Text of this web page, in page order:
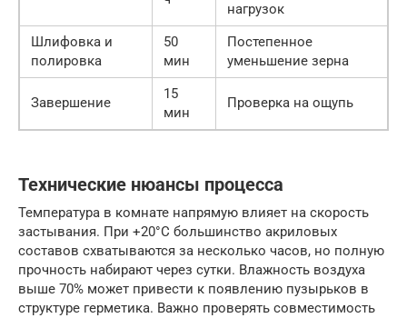
нагрузок
Шлифовка и
полировка
50
мин
Постепенное
уменьшение зерна
Завершение
15
мин
Проверка на ощупь
Технические нюансы процесса
Температура в комнате напрямую влияет на скорость
застывания. При +20°C большинство акриловых
составов схватываются за несколько часов, но полную
прочность набирают через сутки. Влажность воздуха
выше 70% может привести к появлению пузырьков в
структуре герметика. Важно проверять совместимость